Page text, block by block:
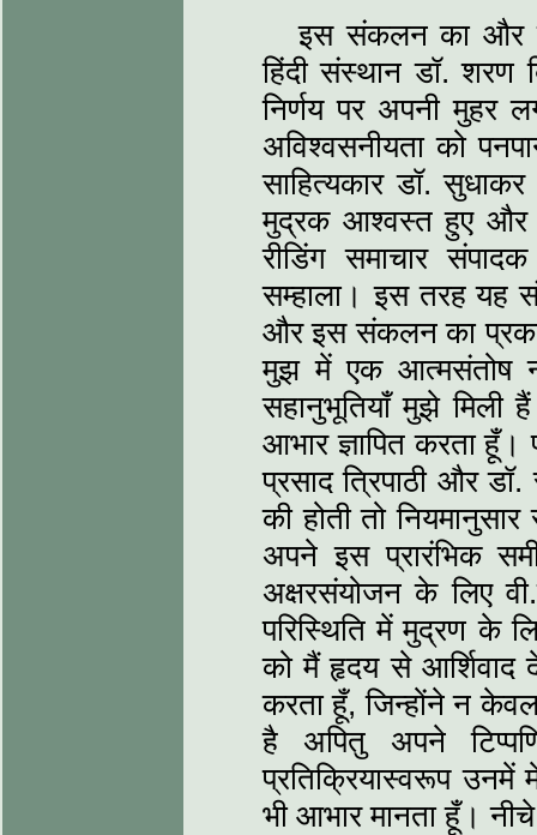
इस संकलन का और
हिंदी संस्‍थान डॉ. शरण
निर्णय पर अपनी
अविश्‍वसनीयता को
साहित्‍यकार डॉ.
मुद्रक आश्‍वस्‍त हुए
रीडिंग समाचार
सम्हाला। इस तरह
और इस संकलन का
मुझ में एक आत्‍मसंतोष
सहानुभूतियाँ मुझे मिली
आभार ज्ञापित करता हूँ।
प्रसाद त्रिपाठी और
की होती तो
अपने इस प्रारंभिक
अक्षरसंयोजन के लिए
परिस्थिति में मुद्रण के
को मैं हृदय से आर्शिवाद
करता हूँ, जिन्‍होंने न
है अपितु अपने
प्रतिक्रियास्‍वरूप उनमें
भी आभार मानता हूँ। नीचे